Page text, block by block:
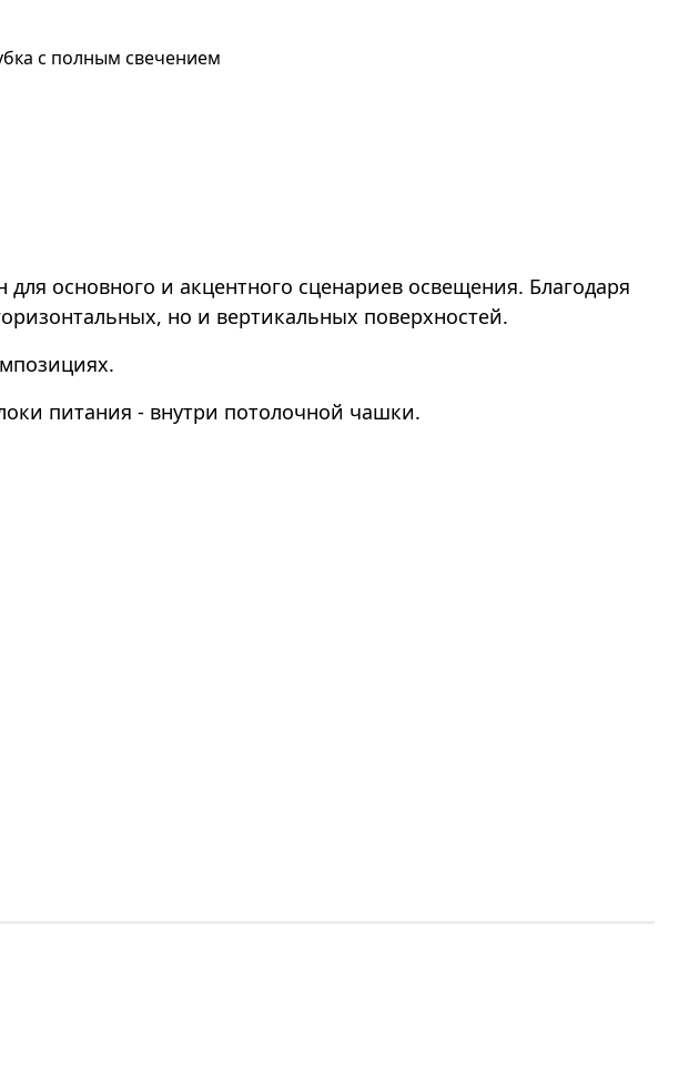
с полным свечением
основного и акцентного сценариев освещения. Благодаря
но и вертикальных поверхностей.
питания - внутри потолочной чашки.